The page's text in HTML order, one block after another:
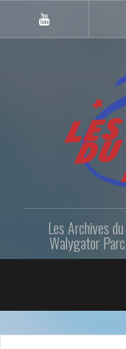
content
Youtube
Gazette
Les Archives
Walygator